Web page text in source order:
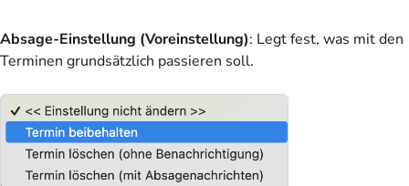
Absage-Einstellung (Voreinstellung): Legt fest, was mit den
Terminen grundsätzlich passieren soll.